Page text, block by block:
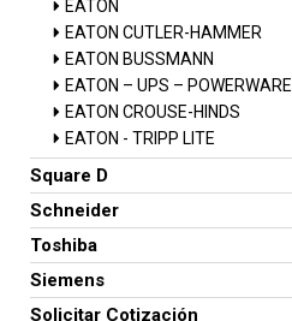
EATON
EATON CUTLER-HAMMER
EATON BUSSMANN
EATON – UPS – POWERWARE
EATON CROUSE-HINDS
EATON - TRIPP LITE
Square D
Schneider
Toshiba
Siemens
Solicitar Cotización